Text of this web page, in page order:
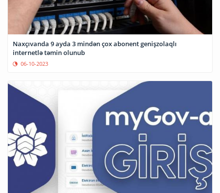
Naxçıvanda 9 ayda 3 mindən çox abonent genişzolaqlı
internetlə təmin olunub
06-10-2023